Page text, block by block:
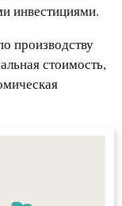
инвестициями.
производству
стоимость,